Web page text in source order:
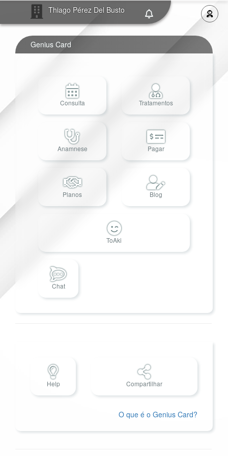
Thiago Pérez Del Busto
Genius Card
Consulta Tratamentos
Anamnese Pagar
Planos Blog
ToAki
Chat
Compartilhar
Help
O que é o Genius Card?